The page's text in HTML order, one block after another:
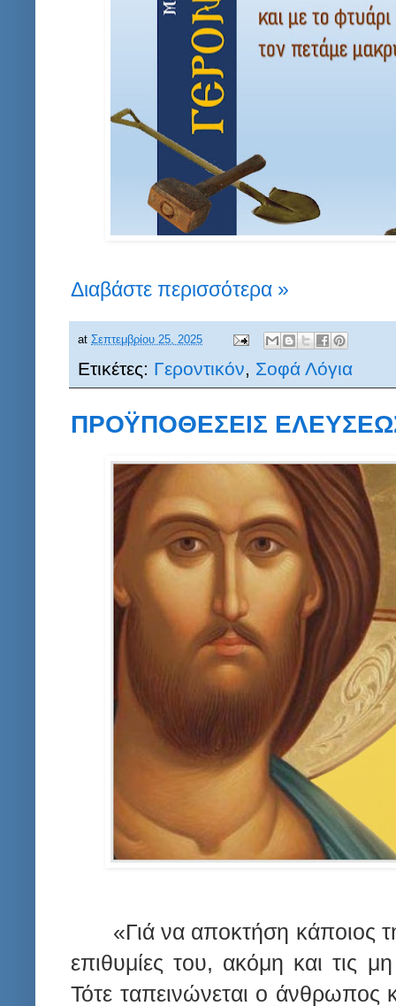
Διαβάστε περισσότερα »
at Σεπτεμβρίου 25, 2025
Ετικέτες: Γεροντικόν, Σοφά Λόγια
ΠΡΟΫΠΟΘΕΣΕΙΣ
«Γιά να αποκτήση κάποιος
επιθυμίες του, ακόμη και τις
Τότε ταπεινώνεται ο άνθρωπος